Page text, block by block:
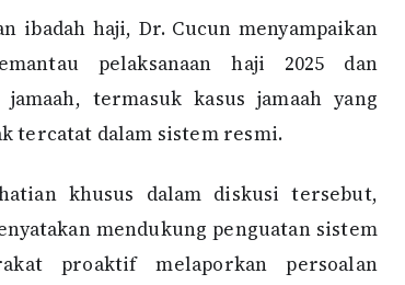
ibadah haji, Dr. Cucun menyampaikan
pelaksanaan haji 2025 dan
termasuk kasus jamaah yang
tercatat dalam sistem resmi.
khusus dalam diskusi tersebut,
mendukung penguatan sistem
proaktif melaporkan persoalan